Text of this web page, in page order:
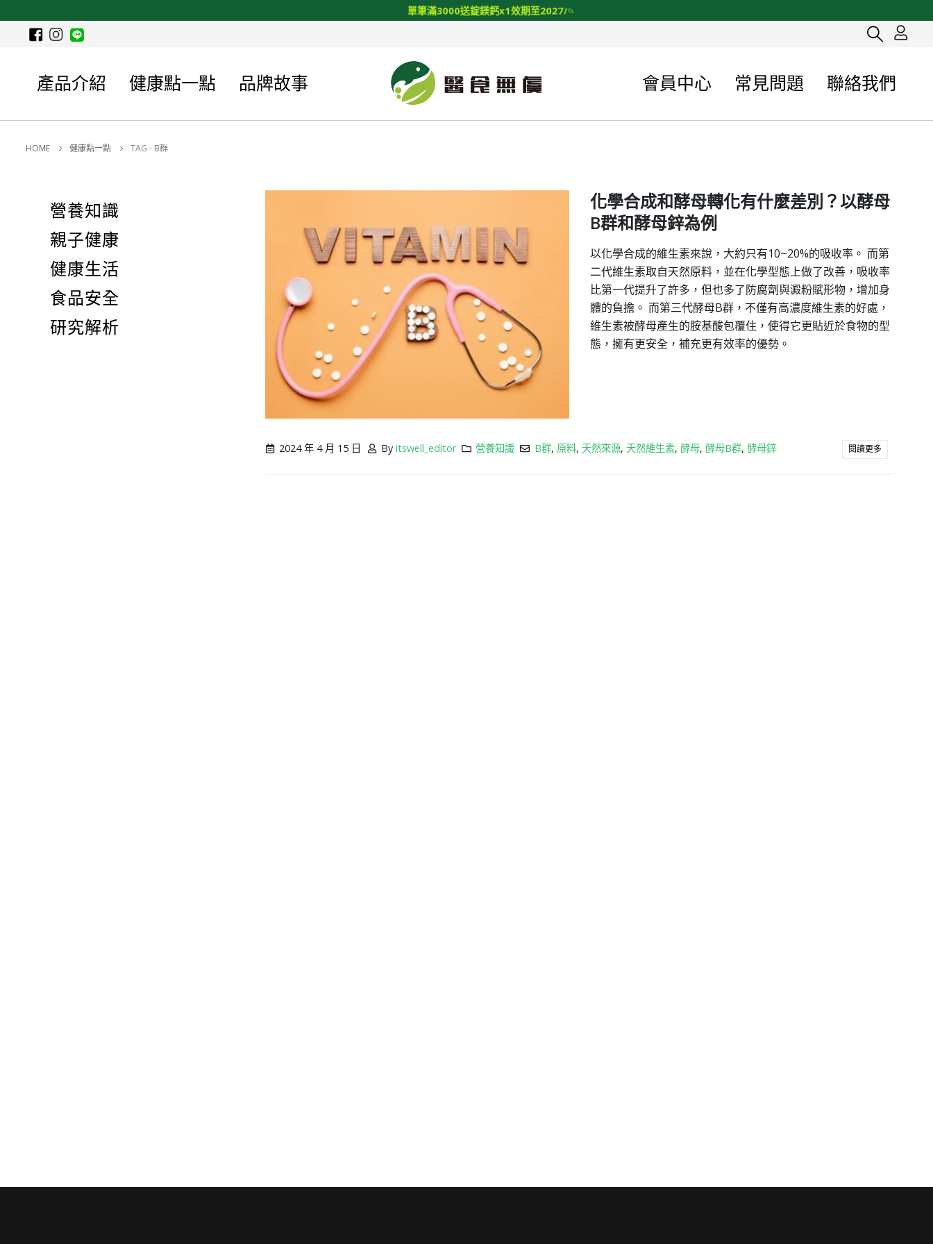
000送錠鎂鈣x1效期至2027/01/14
產品介紹 健康點一點 品牌故事 會員中心 常見問題 聯絡我們
HOME 健康點一點 TAG - B群
化學合成和酵母轉化有什麼差別？以酵母
B群和酵母鋅為例
以化學合成的維生素來說，大約只有10~20%的吸收率。 而第
二代維生素取自天然原料，並在化學型態上做了改善，吸收率
比第一代提升了許多，但也多了防腐劑與澱粉賦形物，增加身
體的負擔。 而第三代酵母B群，不僅有高濃度維生素的好處，
維生素被酵母產生的胺基酸包覆住，使得它更貼近於食物的型
態，擁有更安全，補充更有效率的優勢。
2024 年 4 月 15 日 By itswell_editor 營養知識 B群, 原料, 天然來源, 天然維生素, 酵母, 酵母B群, 酵母鋅 閱讀更多
營養知識
親子健康
健康生活
食品安全
研究解析